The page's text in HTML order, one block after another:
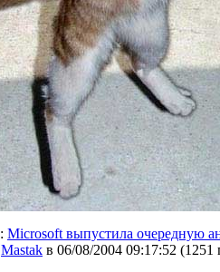
: Microsoft выпустила очередную
Мastak в 06/08/2004 09:17:52 (1251